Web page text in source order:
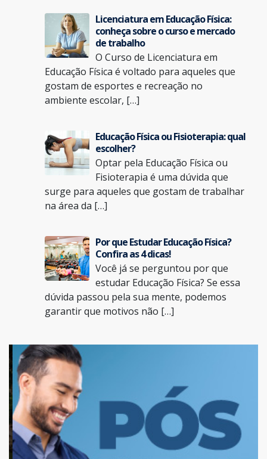
Licenciatura em Educação Física:
conheça sobre o curso e mercado
de trabalho
O Curso de Licenciatura em
Educação Física é voltado para aqueles que
gostam de esportes e recreação no
ambiente escolar, […]
Educação Física ou Fisioterapia: qual
escolher?
Optar pela Educação Física ou
Fisioterapia é uma dúvida que
surge para aqueles que gostam de trabalhar
na área da […]
Por que Estudar Educação Física?
Confira as 4 dicas!
Você já se perguntou por que
estudar Educação Física? Se essa
dúvida passou pela sua mente, podemos
garantir que motivos não […]